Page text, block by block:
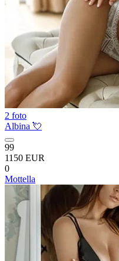
2 foto
Albina 💘
99
1150 EUR
0
Mottella